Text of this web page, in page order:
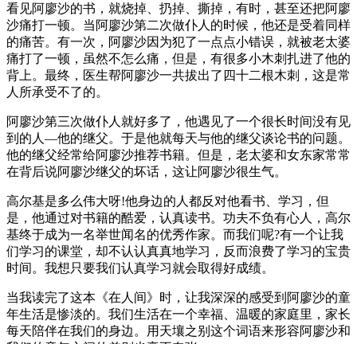
看见阿廖沙的书，就烧掉、扔掉、撕掉，有时，甚至还把阿廖
沙痛打一顿。当阿廖沙第二次做仆人的时候，他还是受着同样
的痛苦。有一次，阿廖沙因为犯了一点点小错误，就被老太婆
痛打了一顿，虽然不怎么痛，但是，有很多小木刺扎进了他的
背上。最终，医生帮阿廖沙一共拔出了四十二根木刺，这是常
人所承受不了的。
阿廖沙第三次做仆人就好多了，他遇见了一个很长时间没有见
到的人—他的继父。于是他就每天与他的继父谈论书的问题。
他的继父经常给阿廖沙推荐书籍。但是，老太婆和女东家常常
在背后说阿廖沙继父的坏话，这让阿廖沙很生气。
高尔基是多么伟大呀!他身边的人都反对他看书、学习，但
是，他通过对书籍的酷爱，认真读书。功夫不负有心人，高尔
基终于成为一名举世闻名的优秀作家。而我们呢?有一个让我
们学习的课堂，却不认认真真地学习，反而浪费了学习的宝贵
时间。我想只要我们认真学习就会取得好成绩。
当我读完了这本《在人间》时，让我深深的感受到阿廖沙的童
年生活是惨淡的。我们生活在一个幸福、温暖的家庭里，家长
每天陪伴在我们的身边。用天壤之别这个词语来形容阿廖沙和